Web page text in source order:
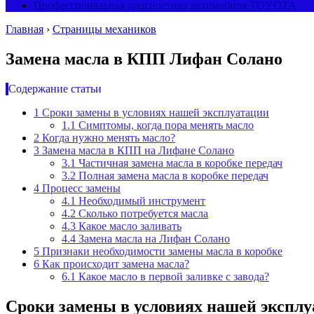
Профессиональная диагностика автомобиля TOYOTA
Главная › Страницы механиков
Замена масла в КПП Лифан Солано
Содержание статьи
1 Сроки замены в условиях нашей эксплуатации
1.1 Симптомы, когда пора менять масло
2 Когда нужно менять масло?
3 Замена масла в КПП на Лифане Солано
3.1 Частичная замена масла в коробке передач
3.2 Полная замена масла в коробке передач
4 Процесс замены
4.1 Необходимый инструмент
4.2 Сколько потребуется масла
4.3 Какое масло заливать
4.4 Замена масла на Лифан Солано
5 Признаки необходимости замены масла в коробке
6 Как происходит замена масла?
6.1 Какое масло в первой заливке с завода?
Сроки замены в условиях нашей